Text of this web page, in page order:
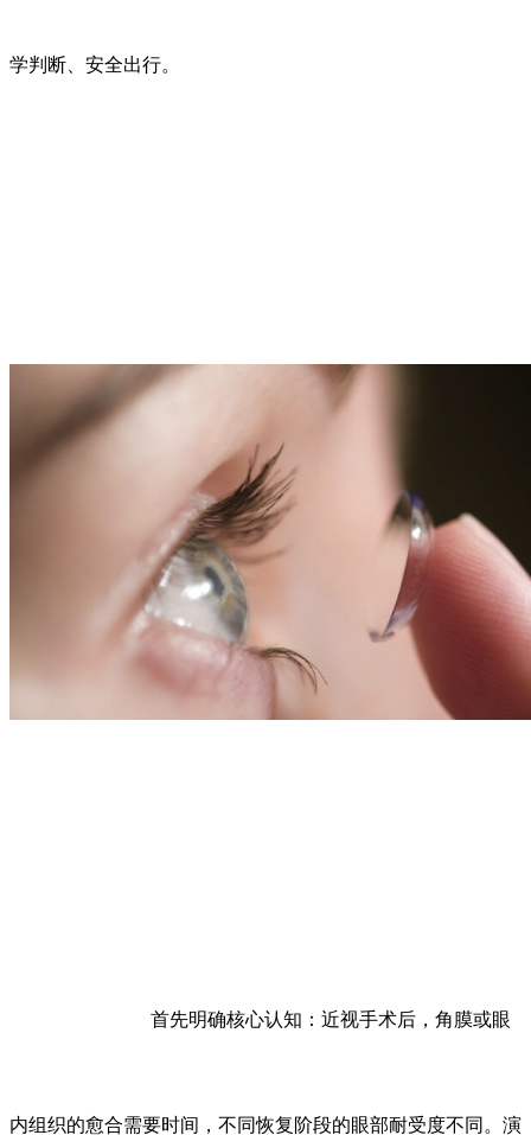
学判断、安全出行。
首先明确核心认知：近视手术后，角膜或眼
内组织的愈合需要时间，不同恢复阶段的眼部耐受度不同。演